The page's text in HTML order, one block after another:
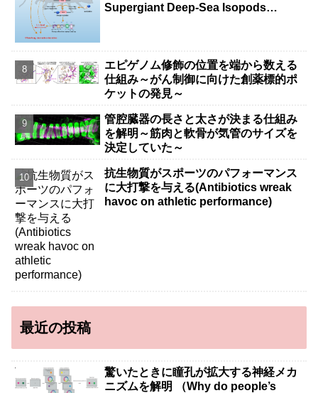
Supergiant Deep-Sea Isopods
エピゲノム修飾の位置を端から数える
仕組み～がん制御に向けた創薬標的ポ
ケットの発見～
管腔臓器の長さと太さが決まる仕組み
を解明～筋肉と軟骨が気管のサイズを
決定していた～
抗生物質がスポーツのパフォーマンス
に大打撃を与える(Antibiotics wreak
havoc on athletic performance)
最近の投稿
驚いたときに瞳孔が拡大する神経メカ
ニズムを解明 （Why do people’s